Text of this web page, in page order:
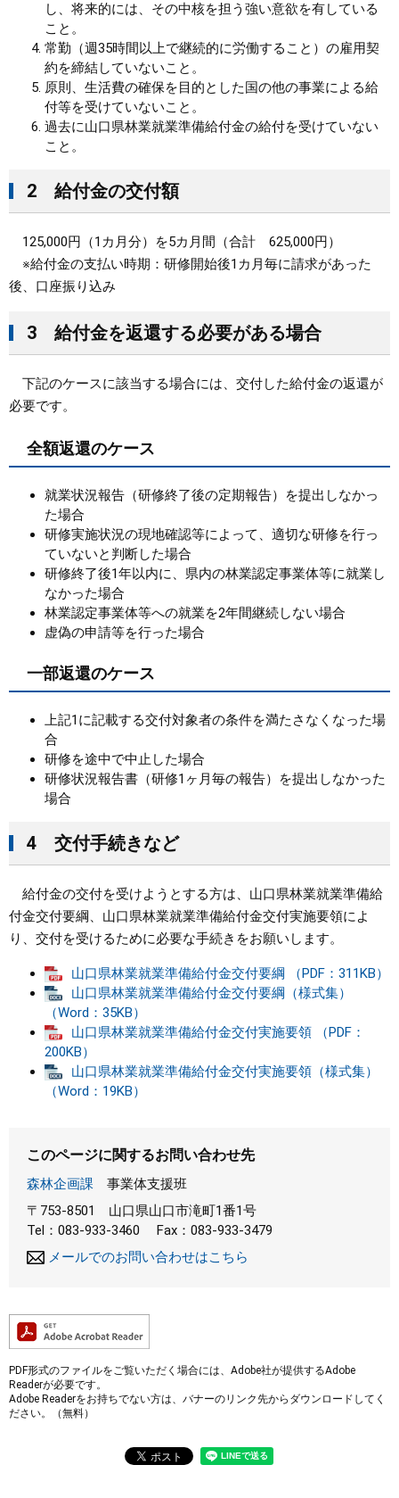
し、将来的には、その中核を担う強い意欲を有している
こと。
常勤（週35時間以上で継続的に労働すること）の雇用契
約を締結していないこと。
原則、生活費の確保を目的とした国の他の事業による給
付等を受けていないこと。
過去に山口県林業就業準備給付金の給付を受けていない
こと。
2 給付金の交付額
125,000円（1カ月分）を5カ月間（合計 625,000円）
※給付金の支払い時期：研修開始後1カ月毎に請求があった
後、口座振り込み
3 給付金を返還する必要がある場合
下記のケースに該当する場合には、交付した給付金の返還が
必要です。
全額返還のケース
就業状況報告（研修終了後の定期報告）を提出しなかっ
た場合
研修実施状況の現地確認等によって、適切な研修を行っ
ていないと判断した場合
研修終了後1年以内に、県内の林業認定事業体等に就業し
なかった場合
林業認定事業体等への就業を2年間継続しない場合
虚偽の申請等を行った場合
一部返還のケース
上記1に記載する交付対象者の条件を満たさなくなった場
合
研修を途中で中止した場合
研修状況報告書（研修1ヶ月毎の報告）を提出しなかった
場合
4 交付手続きなど
給付金の交付を受けようとする方は、山口県林業就業準備給
付金交付要綱、山口県林業就業準備給付金交付実施要領によ
り、交付を受けるために必要な手続きをお願いします。
山口県林業就業準備給付金交付要綱 （PDF：311KB）
山口県林業就業準備給付金交付要綱（様式集）
（Word：35KB）
山口県林業就業準備給付金交付実施要領 （PDF：
200KB）
山口県林業就業準備給付金交付実施要領（様式集）
（Word：19KB）
このページに関するお問い合わせ先
森林企画課
事業体支援班
〒753-8501
山口県山口市滝町1番1号
Tel：083-933-3460
Fax：083-933-3479
メールでのお問い合わせはこちら
PDF形式のファイルをご覧いただく場合には、Adobe社が提供するAdobe
Readerが必要です。
Adobe Readerをお持ちでない方は、バナーのリンク先からダウンロードしてく
ださい。（無料）